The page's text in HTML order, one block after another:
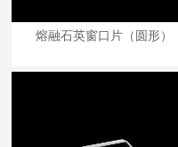
熔融石英窗口片（圆形）